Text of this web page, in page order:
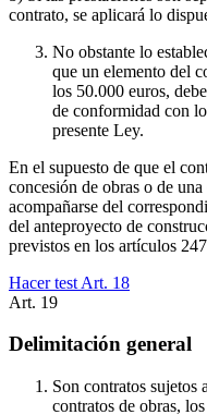
contrato, se aplicará lo
No obstante lo
que un elemento del
los 50.000 euros,
de conformidad con
presente Ley.
En el supuesto de que el
concesión de obras o de
acompañarse del
del anteproyecto de
previstos en los artículos
Hacer test Art. 18
Art. 19
Delimitación general
Son contratos sujetos
contratos de obras,